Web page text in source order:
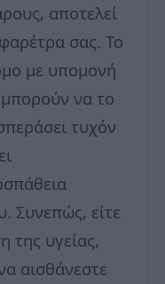
αποτελεί
σας. Το
με υπομονή
μπορούν να το
τυχόν
Συνεπώς, είτε
της υγείας,
αισθάνεστε